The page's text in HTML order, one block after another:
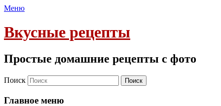
Меню
Вкусные рецепты
Простые домашние рецепты с фото
Поиск
Главное меню